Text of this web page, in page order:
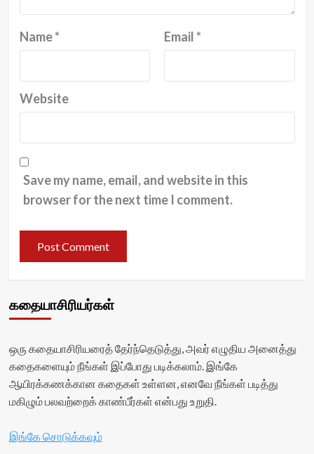
Name* Email*
Website
Save my name, email, and website in this
browser for the next time I comment.
கதையாசிரியர்கள்
ஒரு கதையாசிரியரைத் தேர்ந்தெடுத்து, அவர் எழுதிய அனைத்து
கதைகளையும் நீங்கள் இப்போது படிக்கலாம். இங்கே
ஆயிரக்கணக்கான கதைகள் உள்ளன, எனவே நீங்கள் படித்து
மகிழும் பலவற்றைக் காண்பீர்கள் என்பது உறுதி.
இங்கே சொடுக்கவும்